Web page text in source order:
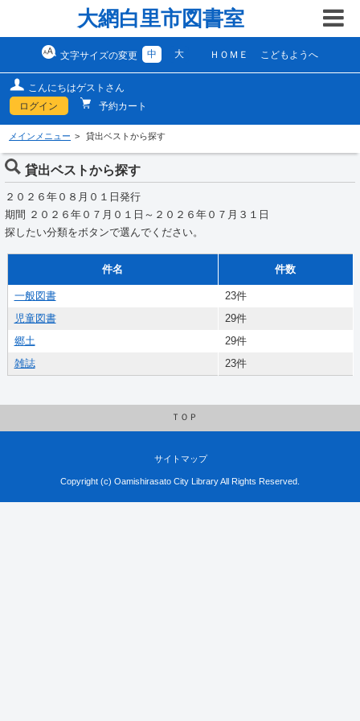
大網白里市図書室
文字サイズの変更 中 大 ＨＯＭＥ こどもようへ
こんにちはゲストさん
ログイン
予約カート
メインメニュー 貸出ベストから探す
貸出ベストから探す
２０２６年０８月０１日発行
期間 ２０２６年０７月０１日～２０２６年０７月３１日
探したい分類をボタンで選んでください。
件名 件数
一般図書
23件
児童図書
29件
郷土
29件
雑誌
23件
ＴＯＰ
サイトマップ
Copyright (c) Oamishirasato City Library All Rights Reserved.